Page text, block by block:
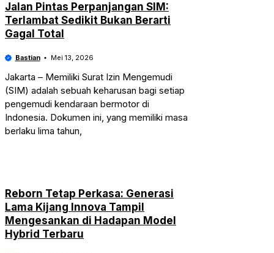
Jalan Pintas Perpanjangan SIM:
Terlambat Sedikit Bukan Berarti
Gagal Total
Bastian Mei 13, 2026
Jakarta – Memiliki Surat Izin Mengemudi
(SIM) adalah sebuah keharusan bagi setiap
pengemudi kendaraan bermotor di
Indonesia. Dokumen ini, yang memiliki masa
berlaku lima tahun,
Reborn Tetap Perkasa: Generasi
Lama Kijang Innova Tampil
Mengesankan di Hadapan Model
Hybrid Terbaru